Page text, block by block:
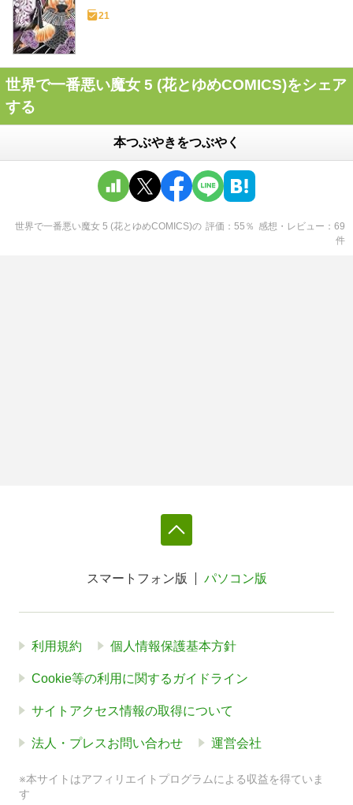
21
世界で一番悪い魔女 5 (花とゆめCOMICS)をシェア
する
本つぶやきをつぶやく
世界で一番悪い魔女 5 (花とゆめCOMICS)の 評価 55 ％ 感想・レビュー
69
件
スマートフォン版 パソコン版
利用規約 個人情報保護基本方針
Cookie等の利用に関するガイドライン
サイトアクセス情報の取得について
法人・プレスお問い合わせ 運営会社
※本サイトはアフィリエイトプログラムによる収益を得ていま
す